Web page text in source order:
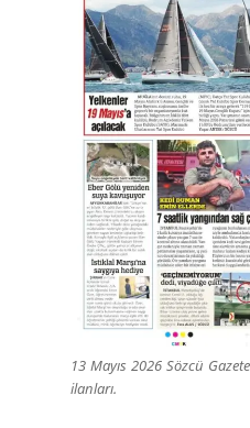
13 Mayıs 2026 Sözcü
ilanları.